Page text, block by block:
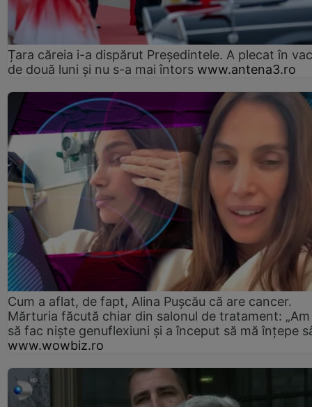
Țara căreia i-a dispărut Președintele. A plecat în
de două luni și nu s-a mai întors www.antena3.ro
Cum a aflat, de fapt, Alina Pușcău că are cancer.
Mărturia făcută chiar din salonul de tratament:
să fac niște genuflexiuni și a început să mă înțepe
www.wowbiz.ro